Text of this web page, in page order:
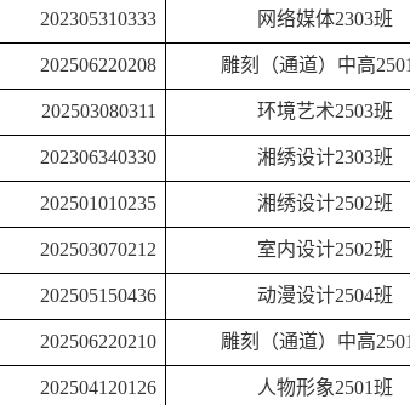
202305310333 网络媒体2303班
202506220208 雕刻（通道）中高
202503080311 环境艺术2503班
202306340330 湘绣设计2303班
202501010235 湘绣设计2502班
202503070212 室内设计2502班
202505150436 动漫设计2504班
202506220210 雕刻（通道）中高
202504120126 人物形象2501班